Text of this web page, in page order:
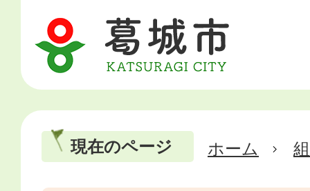
現在のページ ホーム